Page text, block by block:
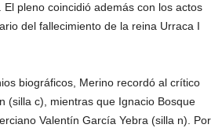
El pleno coincidió además con los actos
del fallecimiento de la reina Urraca I
biográficos, Merino recordó al crítico
(silla c), mientras que Ignacio Bosque
Valentín García Yebra (silla n). Por